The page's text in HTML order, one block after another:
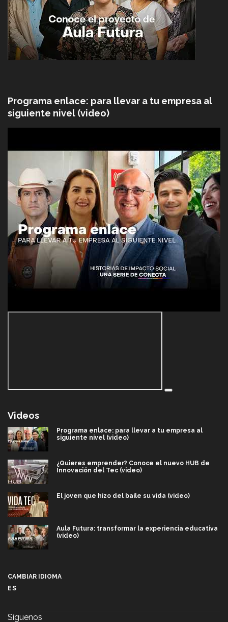
Programa enlace: para llevar a tu empresa al
siguiente nivel (video)
Videos
Programa enlace: para llevar a tu empresa al
siguiente nivel (video)
¿Quieres emprender? Conoce el nuevo HUB de
Innovación del Tec (video)
El joven que hizo del baile su vida (video)
Aula Futura: transformar la experiencia educativa
(video)
CAMBIAR IDIOMA
ES
Síguenos